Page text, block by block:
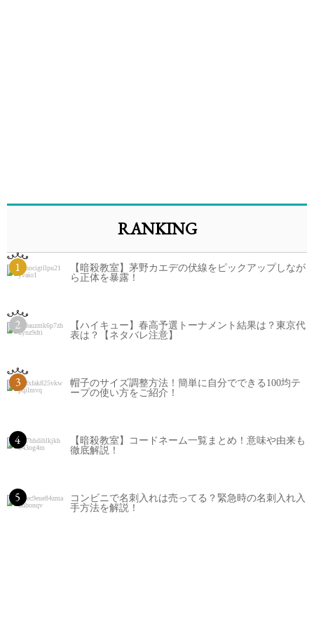
RANKING
1
【暗殺教室】茅野カエデの伏線をピックアップしなが
ら正体を暴露！
2
【ハイキュー】春高予選トーナメント結果は？東京代
表は？【ネタバレ注意】
3
帽子のサイズ調整方法！簡単に自分でできる100均テ
ープの使い方をご紹介！
4
【暗殺教室】コードネーム一覧まとめ！意味や由来も
徹底解説！
5
コンビニで名刺入れは売ってる？緊急時の名刺入れ入
手方法を解説！